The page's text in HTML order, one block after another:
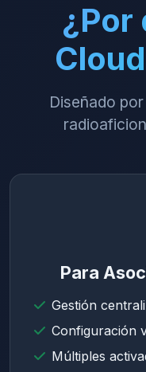
¿Por
Diseñado
Para
Gestión
Configuración
Múltiples